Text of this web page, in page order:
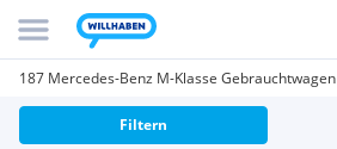
187 Mercedes-Benz M-Klasse Gebrauchtwagen
Filtern